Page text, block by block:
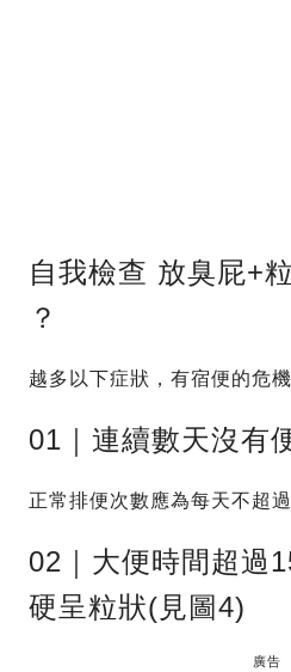
自我檢查 放臭屁+
？
越多以下症狀，有宿便的危
01｜連續數天沒有
正常排便次數應為每天不超
02｜大便時間超過
硬呈粒狀(見圖4)
廣告